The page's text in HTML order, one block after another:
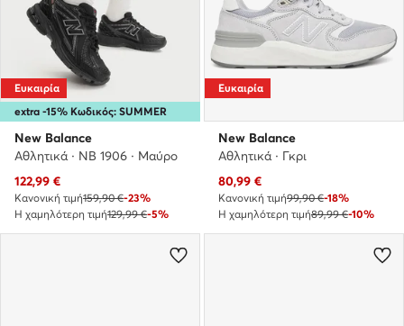
extra -15% Κωδικός: SUMMER
Ευκαιρία
New Balance
Αθλητικά · NB 1906 · Μαύρο
Τρέχουσα τιμή
122,99 €
Κανονική τιμή159,90 €-23%
Η χαμηλότερη τιμή129,99 €-5%
Ευκαιρία
New Balance
Αθλητικά · Γκρι
Τρέχουσα τιμή
80,99 €
Κανονική τιμή99,90 €-18%
Η χαμηλότερη τιμή89,99 €-10%